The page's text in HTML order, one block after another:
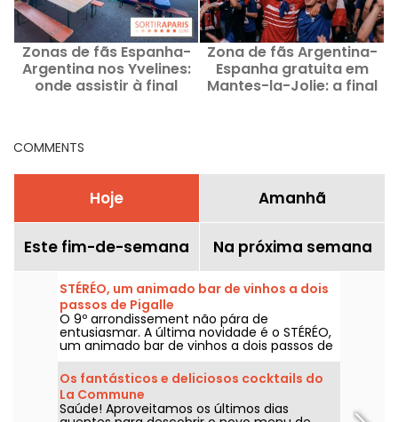
Zonas de fãs Espanha-
Argentina nos Yvelines:
onde assistir à final
Zona de fãs Argentina-
Espanha gratuita em
Mantes-la-Jolie: a final
COMMENTS
Hoje Amanhã
Este fim-de-semana Na próxima semana
STÉRÉO, um animado bar de vinhos a dois
passos de Pigalle
O 9º arrondissement não pára de
entusiasmar. A última novidade é o STÉRÉO,
um animado bar de vinhos a dois passos de
Pigalle.
Os fantásticos e deliciosos cocktails do
La Commune
Saúde! Aproveitamos os últimos dias